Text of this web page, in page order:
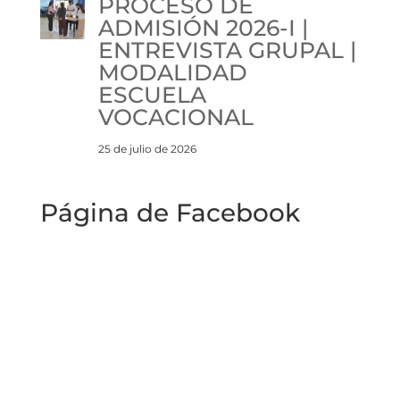
PROCESO DE
ADMISIÓN 2026-I |
ENTREVISTA GRUPAL |
MODALIDAD
ESCUELA
VOCACIONAL
25 de julio de 2026
Página de Facebook